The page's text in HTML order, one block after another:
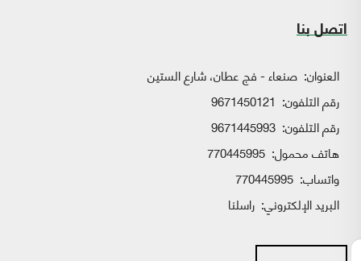
اتصل بنا
العنوان: صنعاء - فج عطان، شارع الستين
رقم التلفون: 9671450121
رقم التلفون: 9671445993
هاتف محمول: 770445995
واتساب:
البريد الإلكتروني: راسلنا